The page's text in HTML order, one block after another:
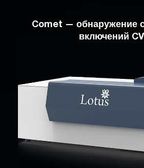
Comet — обнаружение
включений